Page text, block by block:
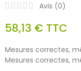
Avis (0)
58,13 € TTC
Mesures correctes,
Mesures correctes,